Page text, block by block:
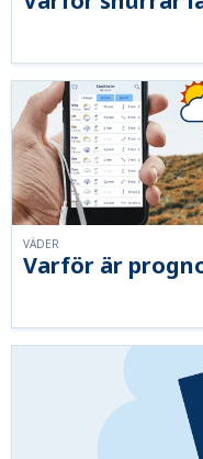
Varför är
VÄDER